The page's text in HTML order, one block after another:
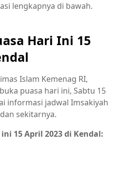
lengkapnya di bawah.
Hari Ini 15
Islam Kemenag RI,
puasa hari ini, Sabtu 15
informasi jadwal Imsakiyah
sekitarnya.
15 April 2023 di Kendal: